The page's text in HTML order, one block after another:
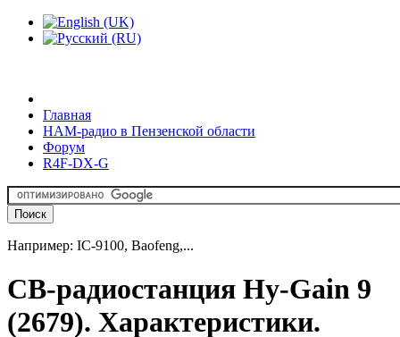
Главная
HAM-радио в Пензенской области
Форум
R4F-DX-G
Например: IC-9100, Baofeng,...
CB-радиостанция Hy-Gain 9
(2679). Характеристики.